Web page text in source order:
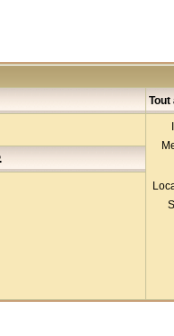
Tout